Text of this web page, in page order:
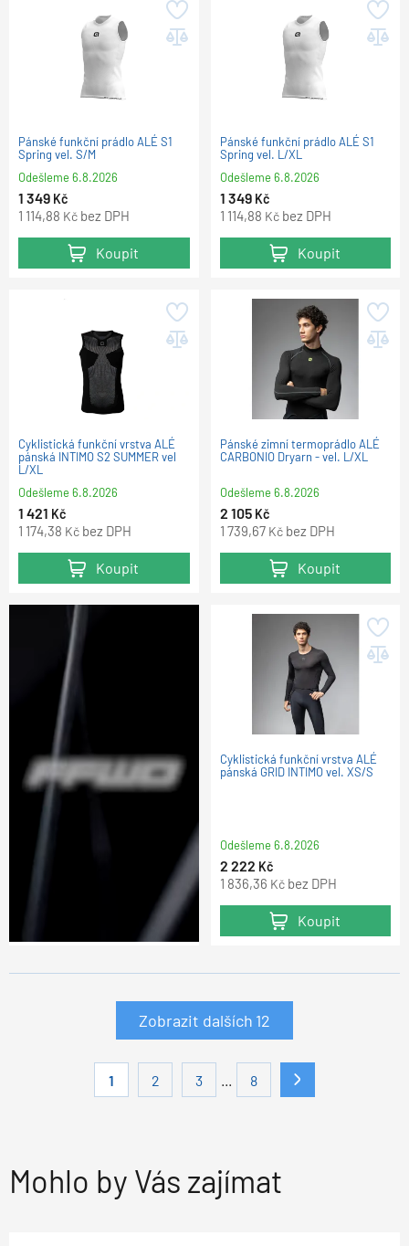
Pánské funkční prádlo ALÉ S1
Spring vel. S/M
Odešleme6.8.2026
1 349 Kč
1 114,88 Kč bez DPH
Koupit
Pánské funkční prádlo ALÉ S1
Spring vel. L/XL
Odešleme6.8.2026
1 349 Kč
1 114,88 Kč bez DPH
Koupit
Cyklistická funkční vrstva ALÉ
pánská INTIMO S2 SUMMER vel
L/XL
Odešleme6.8.2026
1 421 Kč
1 174,38 Kč bez DPH
Koupit
Pánské zimní termoprádlo ALÉ
CARBONIO Dryarn - vel. L/XL
Odešleme6.8.2026
2 105 Kč
1 739,67 Kč bez DPH
Koupit
Cyklistická funkční vrstva ALÉ
pánská GRID INTIMO vel. XS/S
Odešleme6.8.2026
2 222 Kč
1 836,36 Kč bez DPH
Koupit
1 2 3 8
Zobrazit dalších 12
Mohlo by Vás zajímat